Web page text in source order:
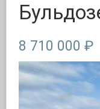
8 710 000 ₽